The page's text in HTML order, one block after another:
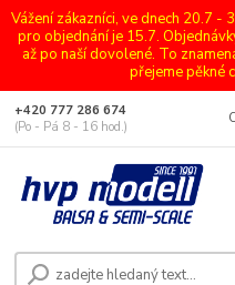
Vážení zákazníci, ve dnech 20.7 -
pro objednání je 15.7.
až po naší dovolené. To
přejeme pěkné
+420 777 286 674
(Po - Pá 8 - 16 hod.)